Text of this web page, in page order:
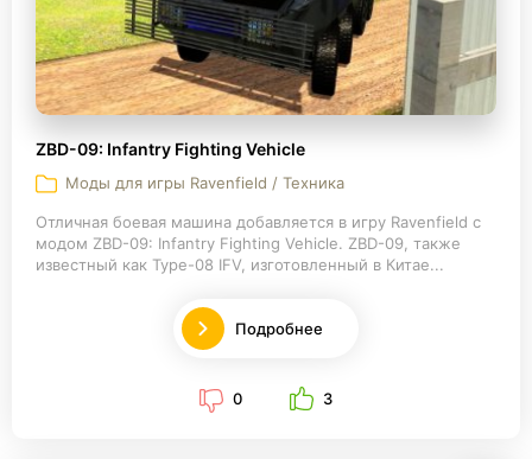
ZBD-09: Infantry Fighting Vehicle
Моды для игры Ravenfield / Техника
Отличная боевая машина добавляется в игру Ravenfield с
модом ZBD-09: Infantry Fighting Vehicle. ZBD-09, также
известный как Type-08 IFV, изготовленный в Китае...
Подробнее
0 3